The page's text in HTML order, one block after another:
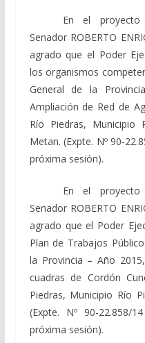
En el
Senador ROBERTO
agrado que el Poder
los organismos
General de la
Ampliación de Red de
Río Piedras, Municipio
Metan. (Expte. Nº 90-
próxima sesión).
En el
Senador ROBERTO
agrado que el Poder
Plan de Trabajos
la Provincia – Año
cuadras de Cordón
Piedras, Municipio Río
(Expte. Nº 90-
próxima sesión).